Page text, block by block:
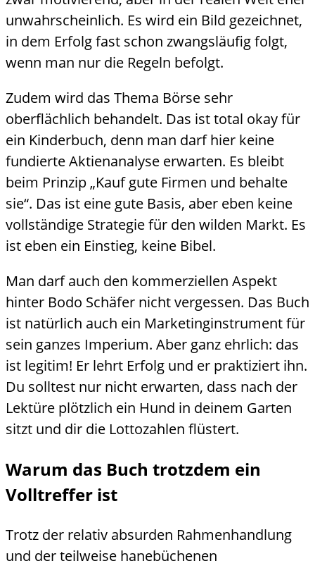
unwahrscheinlich. Es wird ein Bild gezeichnet,
in dem Erfolg fast schon zwangsläufig folgt,
wenn man nur die Regeln befolgt.
Zudem wird das Thema Börse sehr
oberflächlich behandelt. Das ist total okay für
ein Kinderbuch, denn man darf hier keine
fundierte Aktienanalyse erwarten. Es bleibt
beim Prinzip „Kauf gute Firmen und behalte
sie“. Das ist eine gute Basis, aber eben keine
vollständige Strategie für den wilden Markt. Es
ist eben ein Einstieg, keine Bibel.
Man darf auch den kommerziellen Aspekt
hinter Bodo Schäfer nicht vergessen. Das Buch
ist natürlich auch ein Marketinginstrument für
sein ganzes Imperium. Aber ganz ehrlich: das
ist legitim! Er lehrt Erfolg und er praktiziert ihn.
Du solltest nur nicht erwarten, dass nach der
Lektüre plötzlich ein Hund in deinem Garten
sitzt und dir die Lottozahlen flüstert.
Warum das Buch trotzdem ein
Volltreffer ist
Trotz der relativ absurden Rahmenhandlung
und der teilweise hanebüchenen